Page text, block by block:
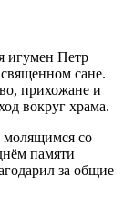
игумен Петр
сане.
прихожане и
вокруг храма.
молящимся со
памяти
за общие